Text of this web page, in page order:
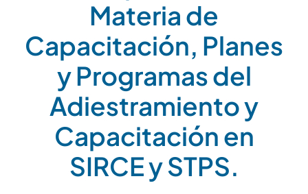
Materia de
Capacitación, Planes
y Programas del
Adiestramiento y
Capacitación en
SIRCE y STPS.